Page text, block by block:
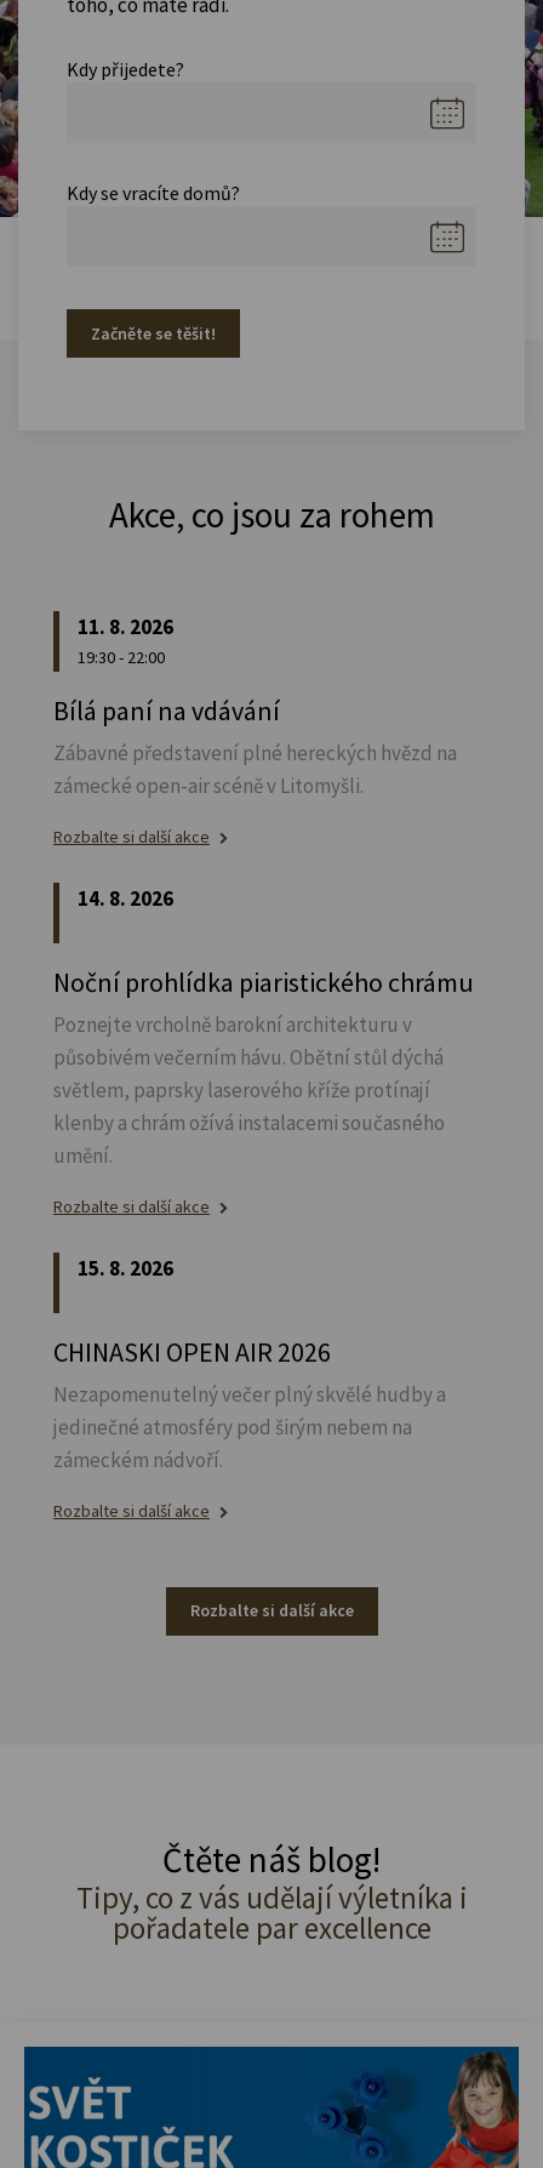
Kdy přijedete?
Kdy se vracíte domů?
Začněte se těšit!
Akce, co jsou za rohem
11. 8. 2026
19:30 - 22:00
Bílá paní na vdávání
Zábavné představení plné hereckých hvězd na
zámecké open-air scéně v Litomyšli.
Rozbalte si další akce
14. 8. 2026
Noční prohlídka piaristického chrámu
Poznejte vrcholně barokní architekturu v
působivém večerním hávu. Obětní stůl dýchá
světlem, paprsky laserového kříže protínají
klenby a chrám ožívá instalacemi současného
umění.
Rozbalte si další akce
15. 8. 2026
CHINASKI OPEN AIR 2026
Nezapomenutelný večer plný skvělé hudby a
jedinečné atmosféry pod širým nebem na
zámeckém nádvoří.
Rozbalte si další akce
Rozbalte si další akce
Čtěte náš blog!
Tipy, co z vás udělají výletníka i
pořadatele par excellence